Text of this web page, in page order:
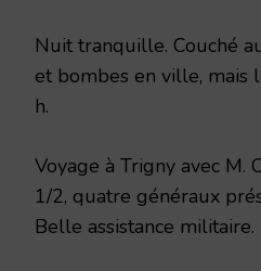
Nuit tranquille. Couché
et bombes en ville, mais
h.
Voyage à Trigny avec M.
1/2, quatre généraux
Belle assistance militaire.